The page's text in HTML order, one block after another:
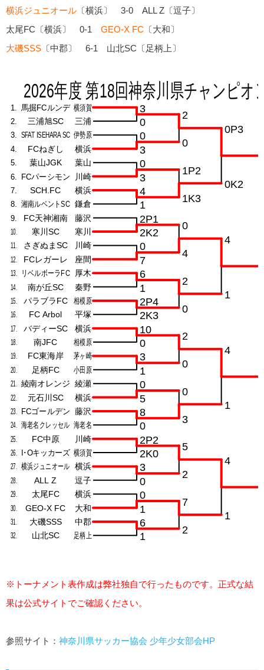
横浜ジュニオール 〔横浜〕 3-0 ALL Z〔逗子〕
太尾FC〔横浜〕 0-1 GEO-X FC 〔大和〕
大磯SSS 〔中郡〕 6-1 山北SC〔足柄上〕
※トーナメント表作成は弊社独自で行ったものです。正式な結
果は公式サイトでご確認ください。
参照サイト： 神奈川県サッカー協会 少年少女部会HP